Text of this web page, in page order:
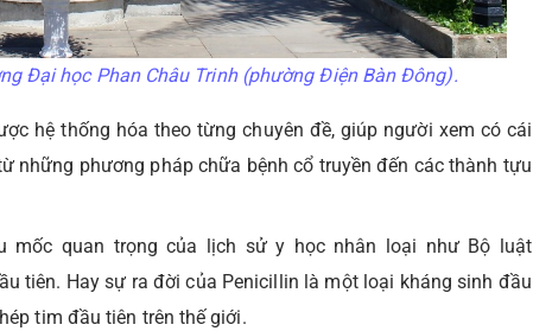
Đại học Phan Châu Trinh (phường Điện Bàn Đông).
hệ thống hóa theo từng chuyên đề, giúp người xem có cái
những phương pháp chữa bệnh cổ truyền đến các thành tựu
mốc quan trọng của lịch sử y học nhân loại như Bộ luật
tiên. Hay sự ra đời của Penicillin là một loại kháng sinh đầu
tim đầu tiên trên thế giới.